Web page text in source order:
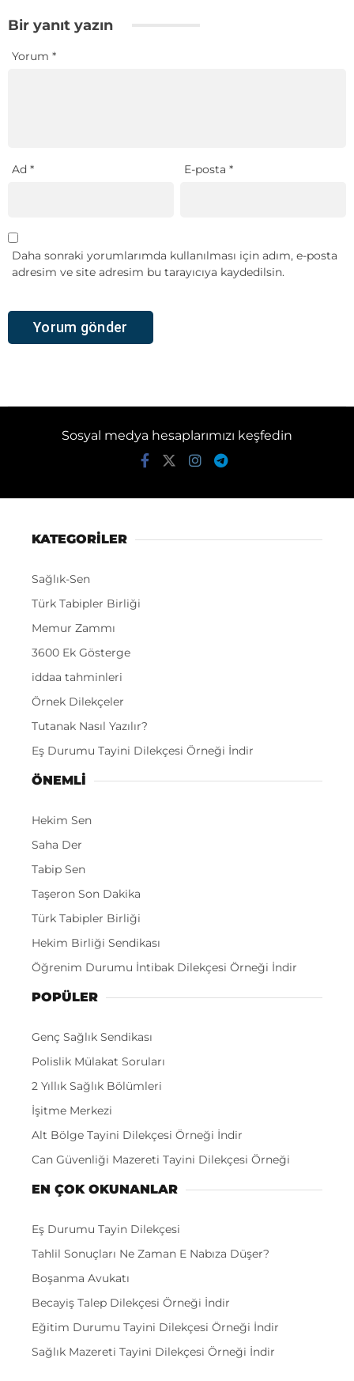
Bir yanıt yazın
Yorum *
Ad * E-posta*
Daha sonraki yorumlarımda kullanılması için adım, e-posta
adresim ve site adresim bu tarayıcıya kaydedilsin.
Sosyal medya hesaplarımızı keşfedin
KATEGORİLER
Sağlık-Sen
Türk Tabipler Birliği
Memur Zammı
3600 Ek Gösterge
iddaa tahminleri
Örnek Dilekçeler
Tutanak Nasıl Yazılır?
Eş Durumu Tayini Dilekçesi Örneği İndir
ÖNEMLI
Hekim Sen
Saha Der
Tabip Sen
Taşeron Son Dakika
Türk Tabipler Birliği
Hekim Birliği Sendikası
Öğrenim Durumu İntibak Dilekçesi Örneği İndir
POPÜLER
Genç Sağlık Sendikası
Polislik Mülakat Soruları
2 Yıllık Sağlık Bölümleri
İşitme Merkezi
Alt Bölge Tayini Dilekçesi Örneği İndir
Can Güvenliği Mazereti Tayini Dilekçesi Örneği
EN ÇOK OKUNANLAR
Eş Durumu Tayin Dilekçesi
Tahlil Sonuçları Ne Zaman E Nabıza Düşer?
Boşanma Avukatı
Becayiş Talep Dilekçesi Örneği İndir
Eğitim Durumu Tayini Dilekçesi Örneği İndir
Sağlık Mazereti Tayini Dilekçesi Örneği İndir